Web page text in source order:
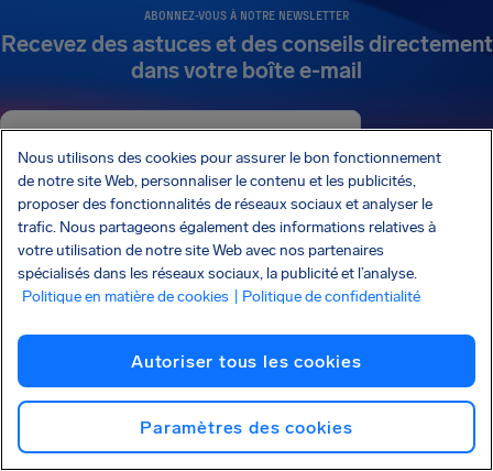
ABONNEZ-VOUS À NOTRE NEWSLETTER
Recevez des astuces et des conseils directement
dans votre boîte e-mail
Abonnez-vous
Je voudrais recevoir des e-mails de la part d’AirHelp et j’accepte laCharte
de confidentialité.
AirHelp fait partie de l’Association of Passenger Rights Advocates (APRA), dont la
NOTRE ENTREPRISE
Nous utilisons des cookies pour assurer le bon fonctionnement
de notre site Web, personnaliser le contenu et les publicités,
proposer des fonctionnalités de réseaux sociaux et analyser le
trafic. Nous partageons également des informations relatives à
votre utilisation de notre site Web avec nos partenaires
spécialisés dans les réseaux sociaux, la publicité et l’analyse.
Politique en matière de cookies
| Politique de confidentialité
Autoriser tous les cookies
Paramètres des cookies